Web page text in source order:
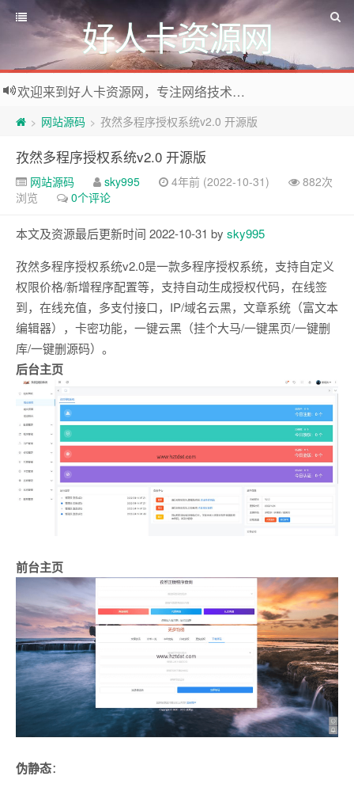
好人卡资源网
欢迎来到好人卡资源网，专注网络技术资源收集，我们不仅是网络资源的搬运工，也生产原创资源。寻找资源请留言或关注公众号:烈日下的男人
> 网站源码 > 孜然多程序授权系统v2.0 开源版
孜然多程序授权系统v2.0 开源版
网站源码 sky995 4年前 (2022-10-31)
882次
浏览
0个评论
本文及资源最后更新时间 2022-10-31 by sky995
孜然多程序授权系统v2.0是一款多程序授权系统，支持自定义
权限价格/新增程序配置等，支持自动生成授权代码，在线签
到，在线充值，多支付接口，IP/域名云黑，文章系统（富文本
编辑器），卡密功能，一键云黑（挂个大马/一键黑页/一键删
库/一键删源码）。
后台主页
前台主页
伪静态：